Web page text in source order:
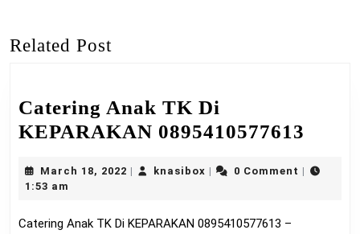
Related Post
Catering Anak TK Di
KEPARAKAN 0895410577613
TK
March 18, 2022 March
| knasiboxknasibox
| 0 Comment |
1:53 am
Catering Anak TK Di KEPARAKAN 0895410577613 –